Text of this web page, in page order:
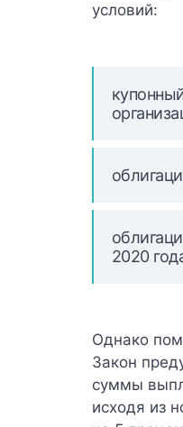
условий:
2020
Однако
Закон
суммы
исходя из